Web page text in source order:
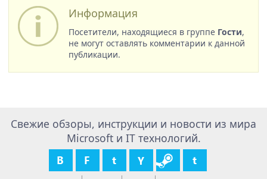
Информация
Посетители, находящиеся в группе Гости,
не могут оставлять комментарии к данной
публикации.
Свежие обзоры, инструкции и новости из мира
Microsoft и IT технологий.